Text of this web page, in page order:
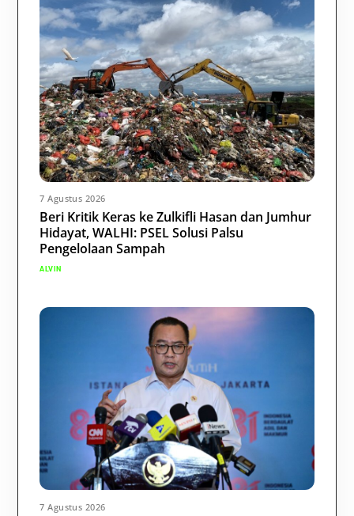
7 Agustus 2026
Beri Kritik Keras ke Zulkifli Hasan dan Jumhur
Hidayat, WALHI: PSEL Solusi Palsu
Pengelolaan Sampah
ALVIN
7 Agustus 2026